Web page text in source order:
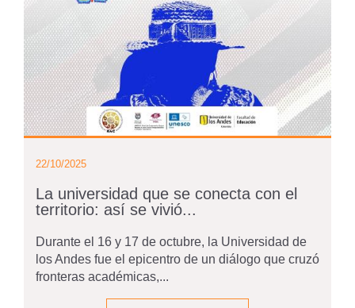
22/10/2025
La universidad que se conecta con el
territorio: así se vivió...
Durante el 16 y 17 de octubre, la Universidad de
los Andes fue el epicentro de un diálogo que cruzó
fronteras académicas,...